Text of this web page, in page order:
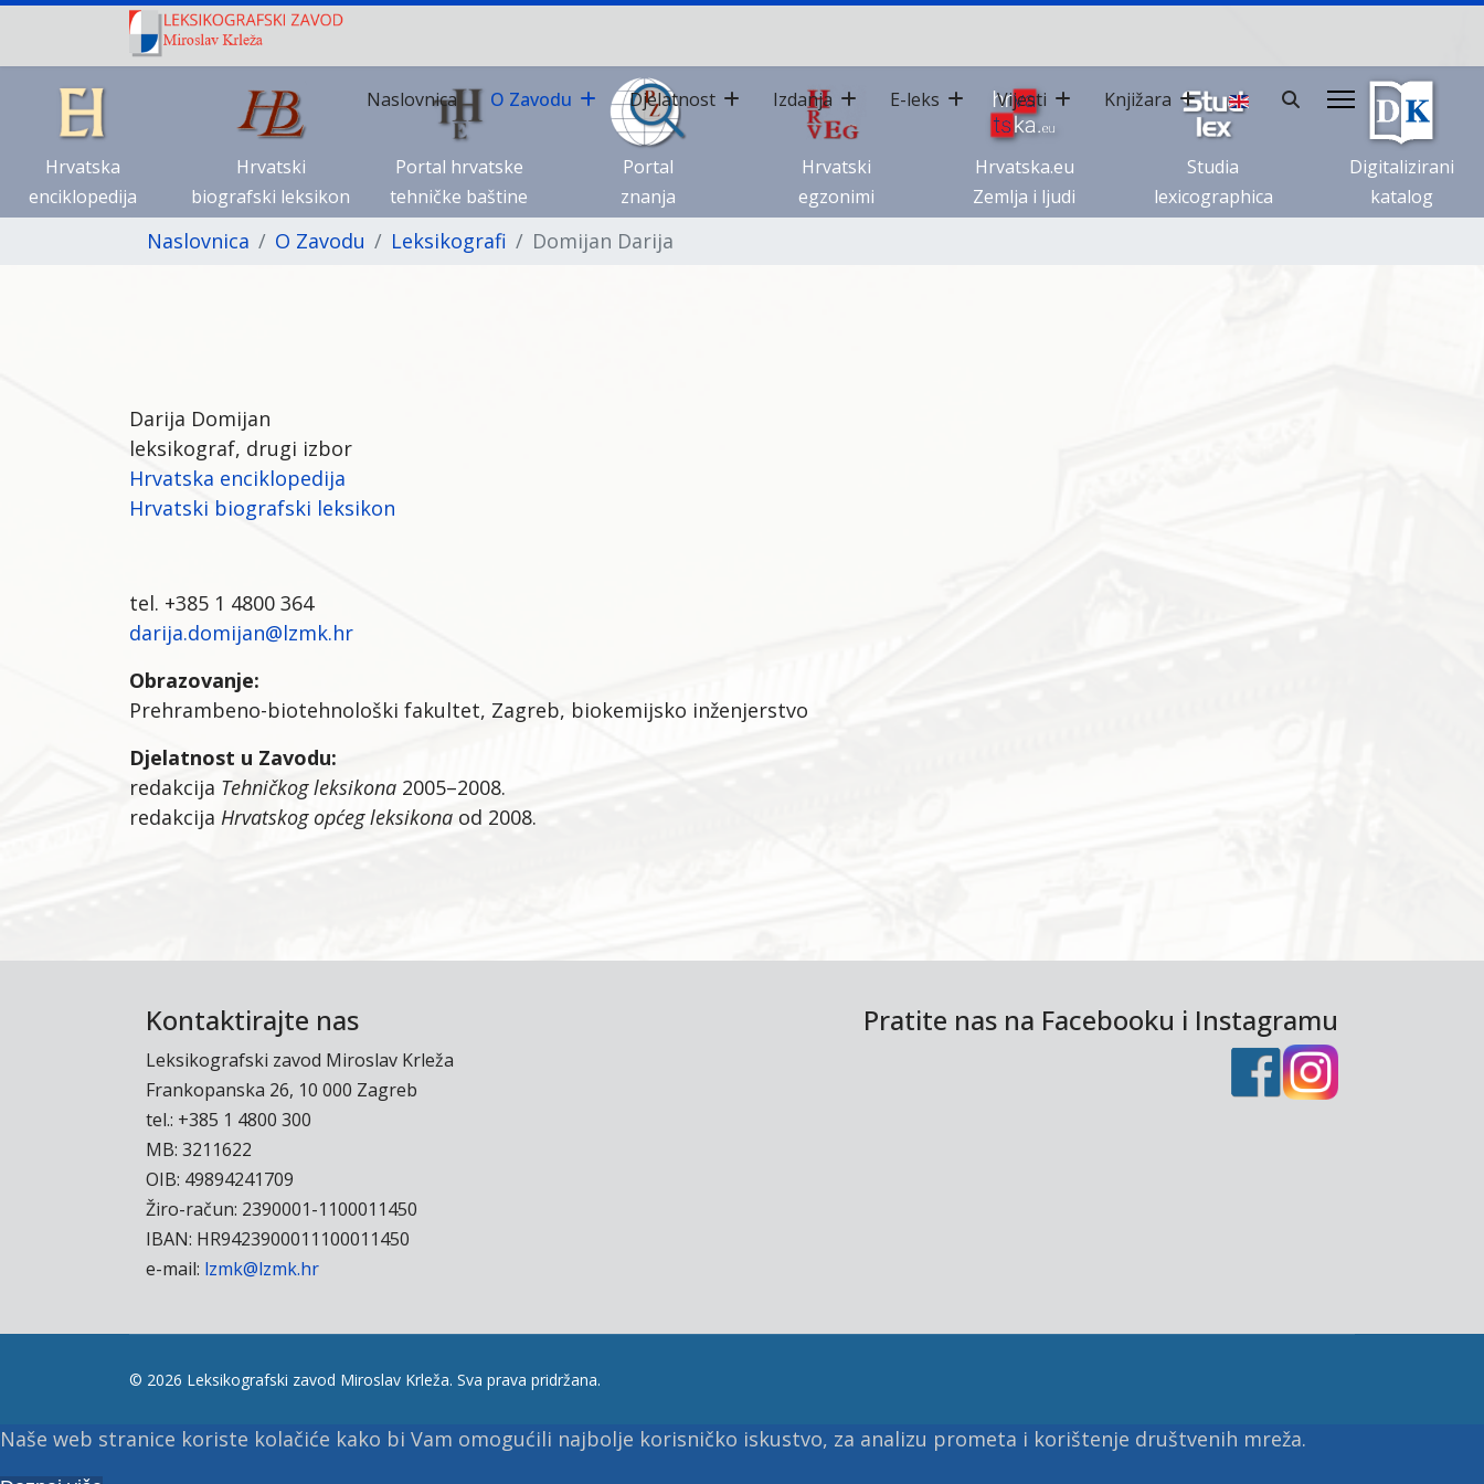
Naslovnica O Zavodu Djelatnost Izdanja E-leks Vijesti Knjižara
Hrvatska
enciklopedija
Hrvatski
biografski leksikon
Portal hrvatske
tehničke baštine
Portal
znanja
Hrvatski
egzonimi
Hrvatska.eu
Zemlja i ljudi
Studia
lexicographica
Digitalizirani
katalog
Naslovnica O Zavodu Leksikografi Domijan Darija
Darija Domijan
leksikograf, drugi izbor
Hrvatska enciklopedija
Hrvatski biografski leksikon
tel. +385 1 4800 364
darija.domijan@lzmk.hr
Obrazovanje:
Prehrambeno-biotehnološki fakultet, Zagreb, biokemijsko inženjerstvo
Djelatnost u Zavodu:
redakcija Tehničkog leksikona 2005–2008.
redakcija Hrvatskog općeg leksikona od 2008.
Kontaktirajte nas
Leksikografski zavod Miroslav Krleža
Frankopanska 26, 10 000 Zagreb
tel.: +385 1 4800 300
MB: 3211622
OIB: 49894241709
Žiro-račun: 2390001-1100011450
IBAN: HR9423900011100011450
e-mail: lzmk@lzmk.hr
Pratite nas na Facebooku i Instagramu
© 2026 Leksikografski zavod Miroslav Krleža. Sva prava pridržana.
Naše web stranice koriste kolačiće kako bi Vam omogućili najbolje korisničko iskustvo, za analizu prometa i korištenje društvenih mreža.